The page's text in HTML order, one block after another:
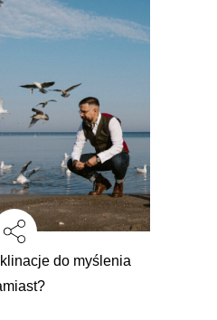
do myślenia